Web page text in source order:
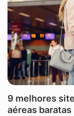
9 melhores
aéreas baratas